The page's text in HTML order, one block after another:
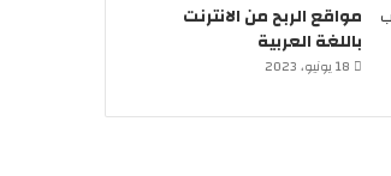
مواقع الربح من الانترنت
باللغة العربية
18 يونيو، 2023